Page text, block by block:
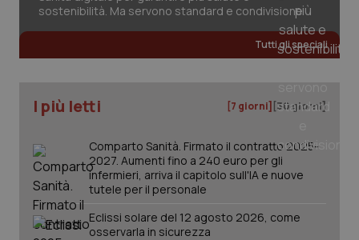
sostenibilità. Ma servono standard e condivisione
Tutti gli speciali
I più letti [7 giorni] [30 giorni]
Comparto Sanità. Firmato il contratto 2025-
2027. Aumenti fino a 240 euro per gli
infermieri, arriva il capitolo sull'IA e nuove
tutele per il personale
Eclissi solare del 12 agosto 2026, come
osservarla in sicurezza